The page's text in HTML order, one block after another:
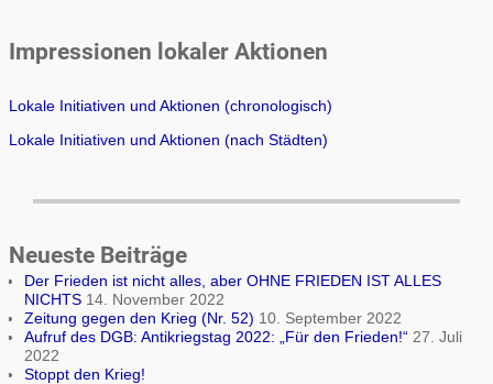
Impressionen lokaler Aktionen
Lokale Initiativen und Aktionen (chronologisch)
Lokale Initiativen und Aktionen (nach Städten)
Neueste Beiträge
Der Frieden ist nicht alles, aber OHNE FRIEDEN IST ALLES
NICHTS 14. November 2022
Zeitung gegen den Krieg (Nr. 52) 10. September 2022
Aufruf des DGB: Antikriegstag 2022: „Für den Frieden!“ 27. Juli
2022
Stoppt den Krieg!